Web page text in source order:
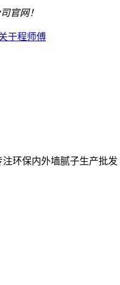
官网！
于程师傅
注环保内外墙腻子生产批发